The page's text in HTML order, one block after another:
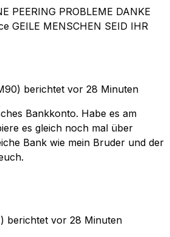
PEERING PROBLEME DANKE
GEILE MENSCHEN SEID IHR
berichtet vor 28 Minuten
Bankkonto. Habe es am
es gleich noch mal über
Bank wie mein Bruder und der
berichtet vor 28 Minuten